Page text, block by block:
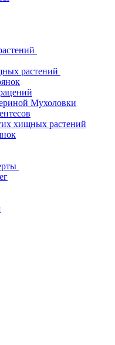
растений
Мухоловки
хищных растений